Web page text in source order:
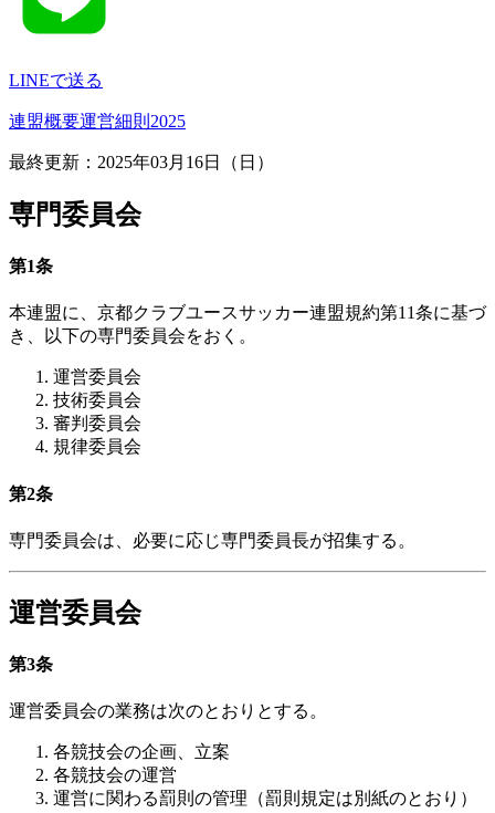
LINEで送る
連盟概要運営細則 2025
最終更新：2025年03月16日（日）
専門委員会
第1条
本連盟に、京都クラブユースサッカー連盟規約第11条に基づ
き、以下の専門委員会をおく。
運営委員会
技術委員会
審判委員会
規律委員会
第2条
専門委員会は、必要に応じ専門委員長が招集する。
運営委員会
第3条
運営委員会の業務は次のとおりとする。
各競技会の企画、立案
各競技会の運営
運営に関わる罰則の管理（罰則規定は別紙のとおり）